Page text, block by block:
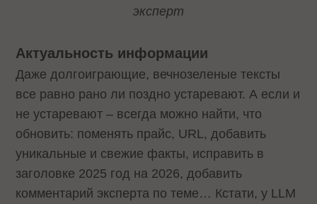
эксперт
Актуальность информации
Даже долгоиграющие, вечнозеленые тексты
все равно рано ли поздно устаревают. А если и
не устаревают – всегда можно найти, что
обновить: поменять прайс, URL, добавить
уникальные и свежие факты, исправить в
заголовке 2025 год на 2026, добавить
комментарий эксперта по теме… Кстати, у LLM